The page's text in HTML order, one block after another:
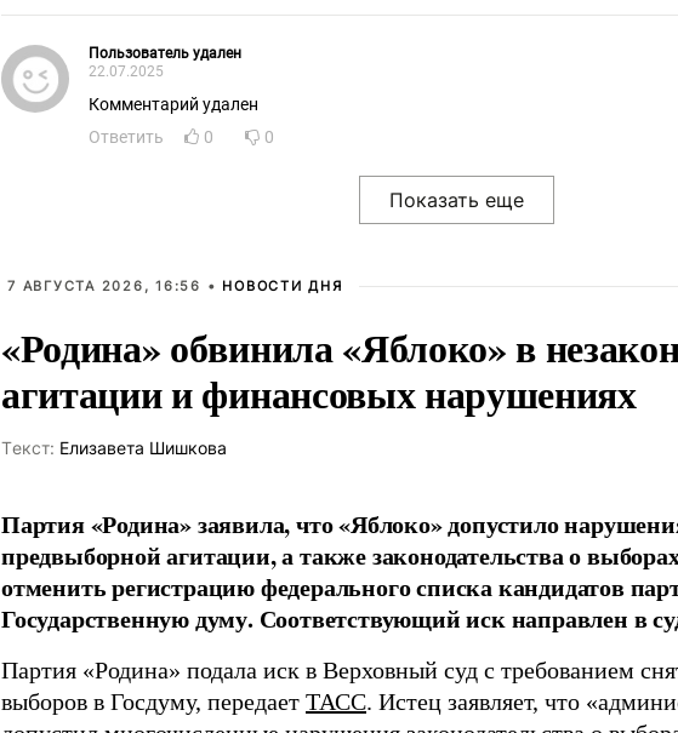
Пользователь удален
22.07.2025
Комментарий удален
Ответить
0 0
7 АВГУСТА 2026, 16:56 • НОВОСТИ ДНЯ
«Родина» обвинила «Яблоко» в
агитации и финансовых нарушениях
Tекст: Елизавета Шишкова
Партия «Родина» заявила, что «Яблоко» допустило
предвыборной агитации, а также законодательства о
отменить регистрацию федерального списка кандидатов
Государственную думу. Соответствующий иск направлен в
Партия «Родина» подала иск в Верховный суд с требованием
выборов в Госдуму, передает ТАСС. Истец заявляет, что